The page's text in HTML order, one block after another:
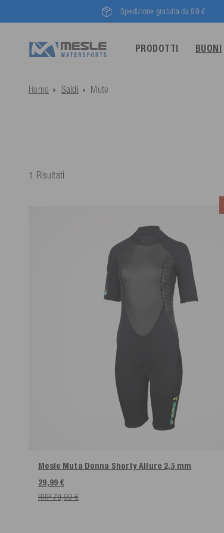
Spedizione gratuita da 99 €
PRODOTTI BUONI
Home Saldi Mute
1 Risultati
Mesle Muta Donna Shorty Allure 2,5 mm
29,99 €
RRP 79,99 €